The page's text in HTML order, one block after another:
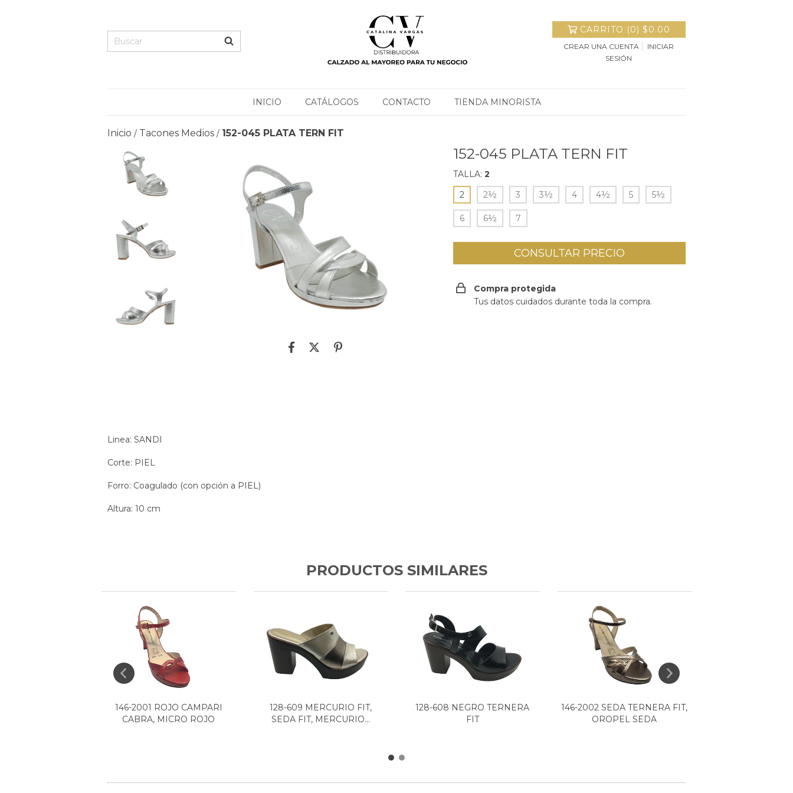
CARRITO (0) $0.00
CREAR UNA CUENTA
INICIAR
SESIÓN
INICIO CATÁLOGOS CONTACTO TIENDA MINORISTA
Inicio / Tacones Medios / 152-045 PLATA TERN FIT
Linea: SANDI
Corte: PIEL
Forro: Coagulado (con opción a PIEL)
Altura: 10 cm
152-045 PLATA TERN FIT
TALLA: 2
2
2½ 3 3½ 4 4½ 5 5½
6 6½ 7
Compra protegida
Tus datos cuidados durante toda la compra.
PRODUCTOS SIMILARES
146-2001 ROJO CAMPARI
CABRA, MICRO ROJO
128-609 MERCURIO FIT,
SEDA FIT, MERCURIO...
128-608 NEGRO TERNERA
FIT
146-2002 SEDA TERNERA FIT,
OROPEL SEDA